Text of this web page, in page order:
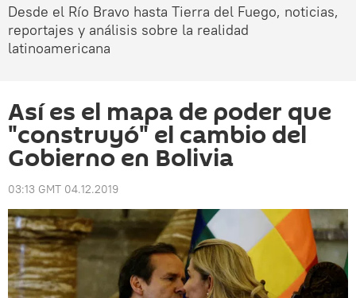
Desde el Río Bravo hasta Tierra del Fuego, noticias,
reportajes y análisis sobre la realidad
latinoamericana
Así es el mapa de poder que
"construyó" el cambio del
Gobierno en Bolivia
03:13 GMT 04.12.2019